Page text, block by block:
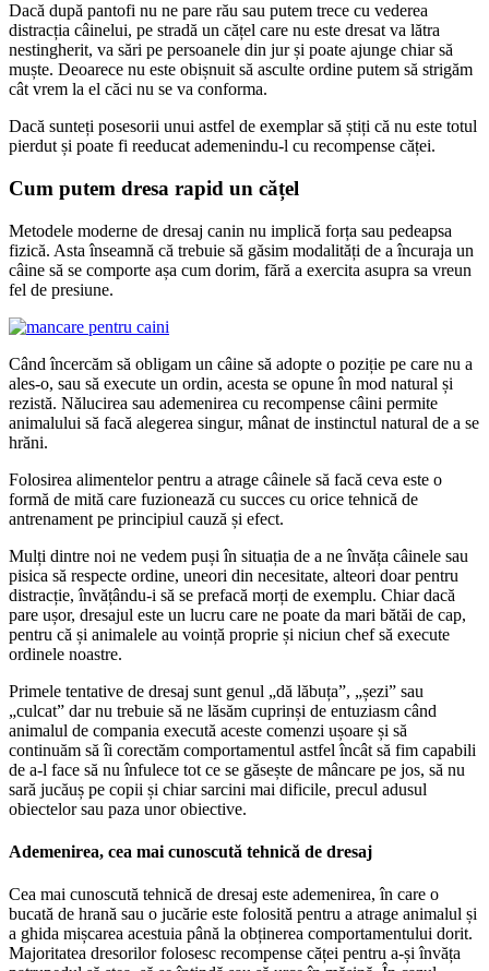
Dacă după pantofi nu ne pare rău sau putem trece cu vederea
distracția câinelui, pe stradă un cățel care nu este dresat va lătra
nestingherit, va sări pe persoanele din jur și poate ajunge chiar să
muște. Deoarece nu este obișnuit să asculte ordine putem să strigăm
cât vrem la el căci nu se va conforma.
Dacă sunteți posesorii unui astfel de exemplar să știți că nu este totul
pierdut și poate fi reeducat ademenindu-l cu recompense căței.
Cum putem dresa rapid un cățel
Metodele moderne de dresaj canin nu implică forța sau pedeapsa
fizică. Asta înseamnă că trebuie să găsim modalități de a încuraja un
câine să se comporte așa cum dorim, fără a exercita asupra sa vreun
fel de presiune.
Când încercăm să obligam un câine să adopte o poziție pe care nu a
ales-o, sau să execute un ordin, acesta se opune în mod natural și
rezistă. Nălucirea sau ademenirea cu recompense câini permite
animalului să facă alegerea singur, mânat de instinctul natural de a se
hrăni.
Folosirea alimentelor pentru a atrage câinele să facă ceva este o
formă de mită care fuzionează cu succes cu orice tehnică de
antrenament pe principiul cauză și efect.
Mulți dintre noi ne vedem puși în situația de a ne învăța câinele sau
pisica să respecte ordine, uneori din necesitate, alteori doar pentru
distracție, învățându-i să se prefacă morți de exemplu. Chiar dacă
pare ușor, dresajul este un lucru care ne poate da mari bătăi de cap,
pentru că și animalele au voință proprie și niciun chef să execute
ordinele noastre.
Primele tentative de dresaj sunt genul „dă lăbuța”, „șezi” sau
„culcat” dar nu trebuie să ne lăsăm cuprinși de entuziasm când
animalul de compania execută aceste comenzi ușoare și să
continuăm să îi corectăm comportamentul astfel încât să fim capabili
de a-l face să nu înfulece tot ce se găsește de mâncare pe jos, să nu
sară jucăuș pe copii și chiar sarcini mai dificile, precul adusul
obiectelor sau paza unor obiective.
Ademenirea, cea mai cunoscută tehnică de dresaj
Cea mai cunoscută tehnică de dresaj este ademenirea, în care o
bucată de hrană sau o jucărie este folosită pentru a atrage animalul și
a ghida mișcarea acestuia până la obținerea comportamentului dorit.
Majoritatea dresorilor folosesc recompense căței pentru a-și învăța